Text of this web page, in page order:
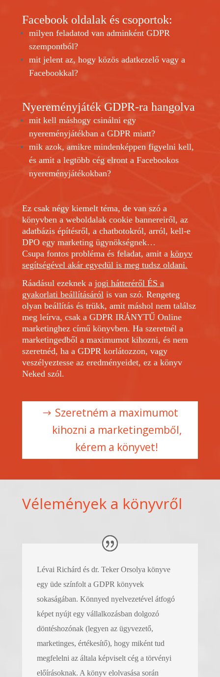
Facebook oldalak és csoportok:
milyen feladatod van adminként GDPR
szempontból?
mit jelent az, hogy közös adatkezelő vagy a
Facebookkal?
Nyereményjáték GDPR-ra hangolva
mit kell máshogy csinálni egy
nyereményjátékban a GDPR miatt?
mik azok, amikre mindenképpen figyelni kell,
és amit a legtöbb cég elront a Facebookos
nyereményjátékokban?
Ez csak négy kiemelt téma, de van szó a
könyvben a weboldalak cookie bannereiről, az
adatbázis építésről, a chatbotokról, arról, kell-e
DPO egy marketing ügynökségnek…
Csupa fontos probléma és feladat, amit a könyv
segítségével akár egyedül is meg tudsz oldani.
Ráadásul ezeknek a jogi hátteréről ÉS a
gyakorlati beállításáról is van szó. Rengeteg
olyan beállítás és trükk, amit máshol nem találsz
meg leírva, csak a GDPR IRÁNYTŰ Online
marketinghez című könyvben. Ha szeretnél a
marketingedből a maximumot kihozni, és nem
szeretnéd, ha a GDPR korlátozzon, vagy
veszélyeztesse az eredményeidet, ez a könyv
Neked szól.
Szeretném a maximumot
kihozni a marketingemből,
kérem a könyvet!
Vélemények a könyvről
Lévai Richárd és dr. Teker Orsolya könyve
egy üde színfolt a GDPR könyvek
sokaságában. Könnyed nyelvezetével átfogó
képet nyújt egy vállalkozásban dolgozó
döntéshozónak (legyen az ügyvezető,
marketinges, értékesítő), hogy miként tud
megfelelni az általa képviselt cég a törvényi
előírásoknak. A könyv elolvasása során